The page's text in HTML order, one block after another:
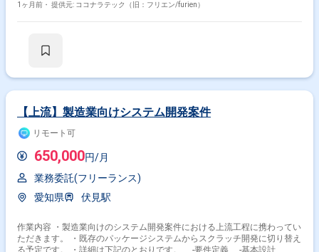
ス対応として、設計・開発・テスト・リリースまで一連の工程に携わって
ります。5名以上のチーム開発体制の中で、周囲と連携しながら自律的に
れるため、要件定義スキルや設計力を伸ばしやすい環境です。CJFリプレ
イス対応など、レガシーからモダン環境への移行経験も積むことができま
す。 【開発環境】 JavaおよびSpringBootを中心としたWebアプリケーシ
性があり、要件定義や基本設計など上流工程にも関わる機会がございま
1ヶ月前・ 提供元: ココナラテック（旧：フリエン/furien）
【上流】製造業向けシステム開発案件
リモート可
650,000円/月
業務委託(フリーランス)
愛知県
伏見駅
作業内容 ・製造業向けのシステム開発案件における上流工程に携わってい
ただきます。 ・既存のパッケージシステムからスクラッチ開発に切り替え